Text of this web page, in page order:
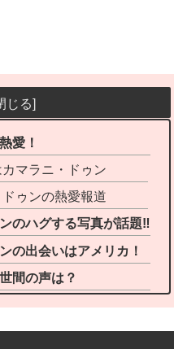
愛！
マラニ・ドゥン
ゥンの熱愛報道
のハグする写真が話題‼︎
の出会いはアメリカ！
間の声は？